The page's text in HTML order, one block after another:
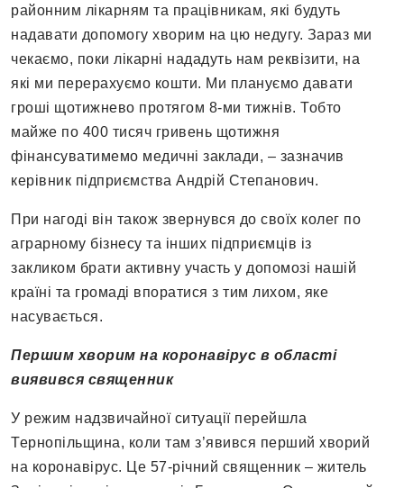
районним лікарням та працівникам, які будуть
надавати допомогу хворим на цю недугу. Зараз ми
чекаємо, поки лікарні нададуть нам реквізити, на
які ми перерахуємо кошти. Ми плануємо давати
гроші щотижнево протягом 8-ми тижнів. Тобто
майже по 400 тисяч гривень щотижня
фінансуватимемо медичні заклади, – зазначив
керівник підприємства Андрій Степанович.
При нагоді він також звернувся до своїх колег по
аграрному бізнесу та інших підприємців із
закликом брати активну участь у допомозі нашій
країні та громаді впоратися з тим лихом, яке
насувається.
Першим хворим на коронавірус в області
виявився священник
У режим надзвичайної ситуації перейшла
Тернопільщина, коли там з’явився перший хворий
на коронавірус. Це 57-річний священник – житель